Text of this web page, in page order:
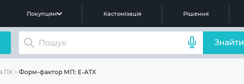
Покупцям Кастомізація Рішення
Знайти
ПК Форм-фактор МП: E-ATX